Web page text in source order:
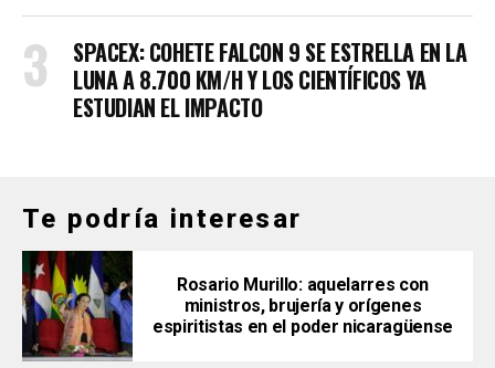
SPACEX: COHETE FALCON 9 SE ESTRELLA EN LA
LUNA A 8.700 KM/H Y LOS CIENTÍFICOS YA
ESTUDIAN EL IMPACTO
Te podría interesar
Rosario Murillo: aquelarres con
ministros, brujería y orígenes
espiritistas en el poder nicaragüense